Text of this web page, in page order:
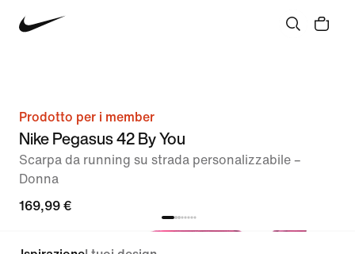
Prodotto per i member
Nike Pegasus 42 By You
Scarpa da running su strada personalizzabile –
Donna
169,99 €